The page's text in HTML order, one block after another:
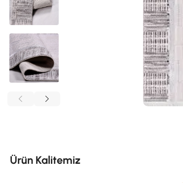
Ürün Kalitemiz